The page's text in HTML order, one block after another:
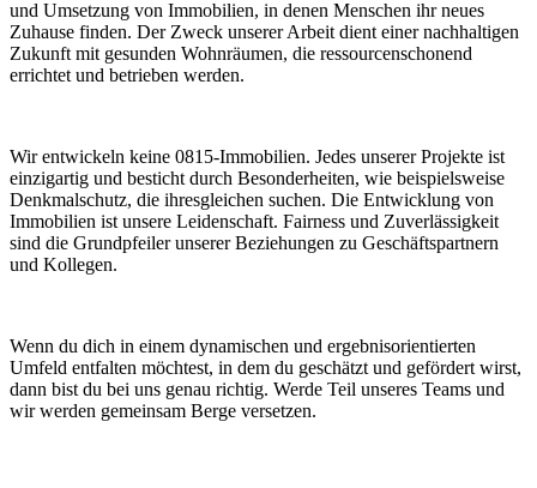
und Umsetzung von Immobilien, in denen Menschen ihr neues
Zuhause finden. Der Zweck unserer Arbeit dient einer nachhaltigen
Zukunft mit gesunden Wohnräumen, die ressourcenschonend
errichtet und betrieben werden.
Wir entwickeln keine 0815-Immobilien. Jedes unserer Projekte ist
einzigartig und besticht durch Besonderheiten, wie beispielsweise
Denkmalschutz, die ihresgleichen suchen. Die Entwicklung von
Immobilien ist unsere Leidenschaft. Fairness und Zuverlässigkeit
sind die Grundpfeiler unserer Beziehungen zu Geschäftspartnern
und Kollegen.
Wenn du dich in einem dynamischen und ergebnisorientierten
Umfeld entfalten möchtest, in dem du geschätzt und gefördert wirst,
dann bist du bei uns genau richtig. Werde Teil unseres Teams und
wir werden gemeinsam Berge versetzen.